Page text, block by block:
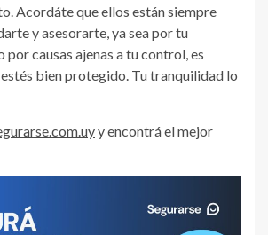
Acordáte que ellos están siempre
y asesorarte, ya sea por tu
causas ajenas a tu control, es
bien protegido. Tu tranquilidad lo
y encontrá el mejor